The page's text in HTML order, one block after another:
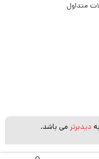
متداول
دیدبرتر می باشد.